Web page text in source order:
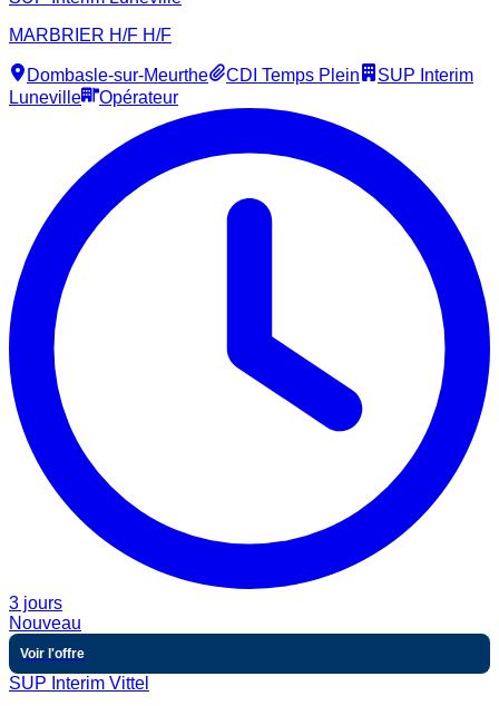
MARBRIER H/F H/F
Dombasle-sur-Meurthe CDI Temps Plein
SUP Interim
Luneville
Opérateur
3 jours
Nouveau
Voir l'offre
SUP Interim Vittel